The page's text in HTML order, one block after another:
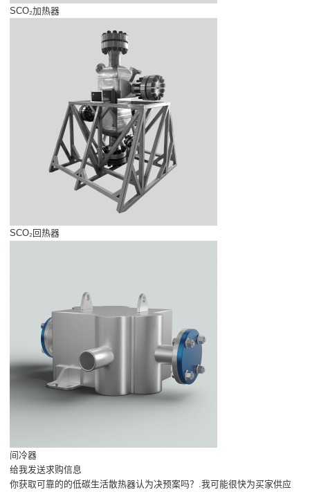
SCO₂加热器
SCO₂回热器
间冷器
给我发送求购信息
你获取可靠的的低碳生活散热器认为决预案吗？.我可能很快为买家供应